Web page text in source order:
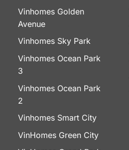
Vinhomes Golden
Avenue
Vinhomes Sky Park
Vinhomes Ocean Park
3
Vinhomes Ocean Park
2
Vinhomes Smart City
VinHomes Green City